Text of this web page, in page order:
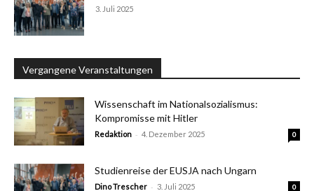
3. Juli 2025
Vergangene Veranstaltungen
Wissenschaft im Nationalsozialismus:
Kompromisse mit Hitler
Redaktion - 4. Dezember 2025 0
Studienreise der EUSJA nach Ungarn
Dino Trescher - 3. Juli 2025 0